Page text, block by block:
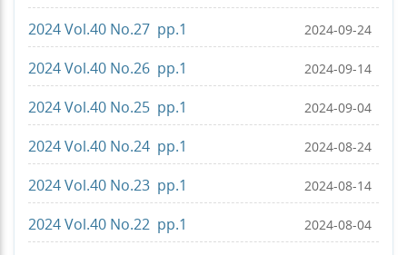
2024 Vol.40 No.27 pp.1 2024-09-24
2024 Vol.40 No.26 pp.1 2024-09-14
2024 Vol.40 No.25 pp.1 2024-09-04
2024 Vol.40 No.24 pp.1 2024-08-24
2024 Vol.40 No.23 pp.1 2024-08-14
2024 Vol.40 No.22 pp.1 2024-08-04